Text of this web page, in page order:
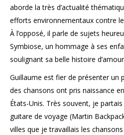
aborde la très d’actualité
efforts environnementaux contre
À l’opposé, il parle de sujets
Symbiose, un hommage à ses
soulignant sa belle histoire
Guillaume est fier de présenter un
des chansons ont pris naissance
États-Unis. Très souvent, je
guitare de voyage (Martin
villes que je travaillais les